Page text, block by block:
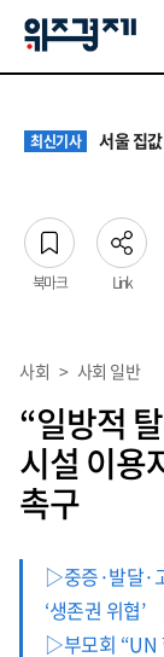
최신기사 서울 집값
최신기사 원·하청
최신기사 청소년
북마크 Link
사회 > 사회 일반
“일방적
시설 이용
촉구
▷중증·발달·
‘생존권 위협’
▷부모회 “UN